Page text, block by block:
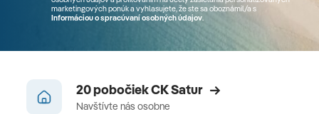
marketingových ponúk a vyhlasujete, že ste sa oboznámil/a s
Informáciou o spracúvaní osobných údajov.
20 pobočiek CK Satur
Navštívte nás osobne